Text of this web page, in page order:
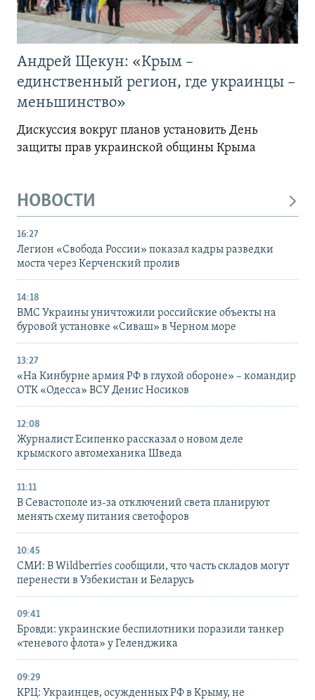
Андрей Щекун: «Крым –
единственный регион, где украинцы –
меньшинство»
Дискуссия вокруг планов установить День
защиты прав украинской общины Крыма
НОВОСТИ
16:27
Легион «Свобода России» показал кадры разведки
моста через Керченский пролив
14:18
ВМС Украины уничтожили российские объекты на
буровой установке «Сиваш» в Черном море
13:27
«На Кинбурне армия РФ в глухой обороне» – командир
ОТК «Одесса» ВСУ Денис Носиков
12:08
Журналист Есипенко рассказал о новом деле
крымского автомеханика Шведа
11:11
В Севастополе из-за отключений света планируют
менять схему питания светофоров
10:45
СМИ: В Wildberries сообщили, что часть складов могут
перенести в Узбекистан и Беларусь
09:41
Бровди: украинские беспилотники поразили танкер
«теневого флота» у Геленджика
09:29
КРЦ: Украинцев, осужденных РФ в Крыму, не